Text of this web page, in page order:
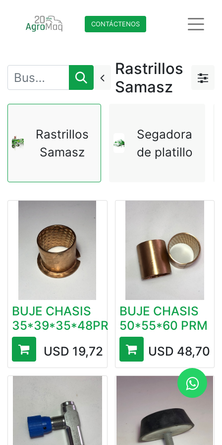
CONTÁCTENO​​​​S
Rastrillos
Samasz
Rastrillos
Samasz
Segadora
de platillo
BUJE CHASIS
35*39*35*48PR
USD 19,72
BUJE CHASIS
50*55*60 PRM
USD 48,70